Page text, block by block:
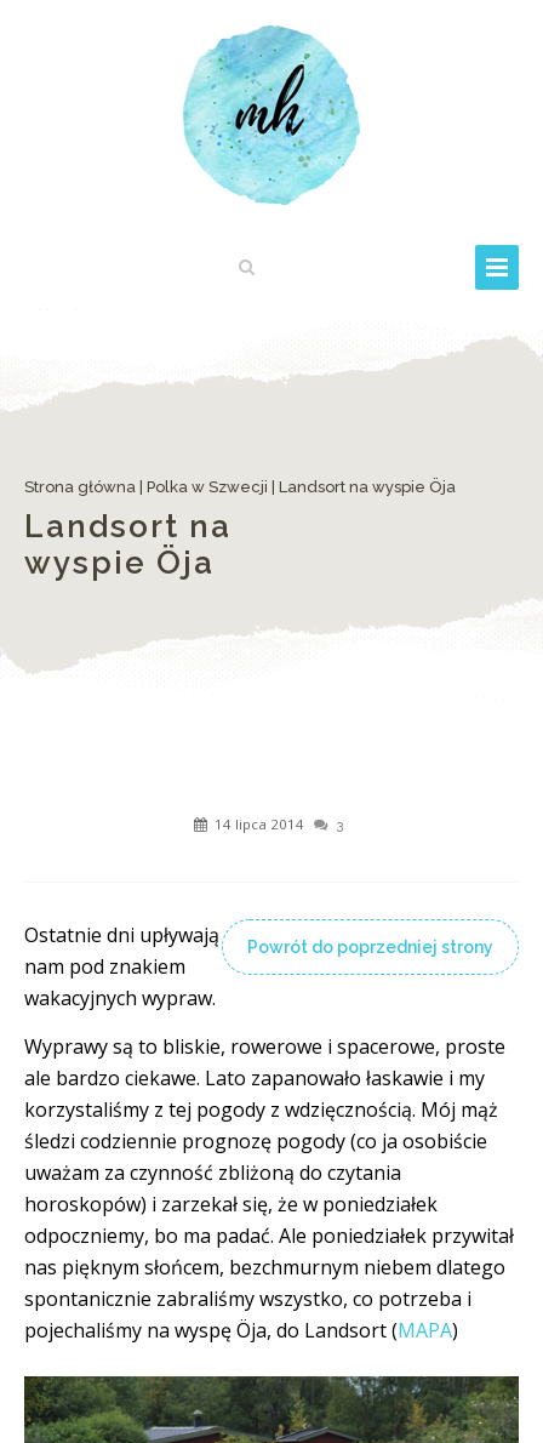
Strona główna Polka w Szwecji Landsort na wyspie Öja
Landsort na
wyspie Öja
14 lipca 2014 3
Powrót do poprzedniej strony
Ostatnie dni upływają
nam pod znakiem
wakacyjnych wypraw.
Wyprawy są to bliskie, rowerowe i spacerowe, proste
ale bardzo ciekawe. Lato zapanowało łaskawie i my
korzystaliśmy z tej pogody z wdzięcznością. Mój mąż
śledzi codziennie prognozę pogody (co ja osobiście
uważam za czynność zbliżoną do czytania
horoskopów) i zarzekał się, że w poniedziałek
odpoczniemy, bo ma padać. Ale poniedziałek przywitał
nas pięknym słońcem, bezchmurnym niebem dlatego
spontanicznie zabraliśmy wszystko, co potrzeba i
pojechaliśmy na wyspę Öja, do Landsort (MAPA)